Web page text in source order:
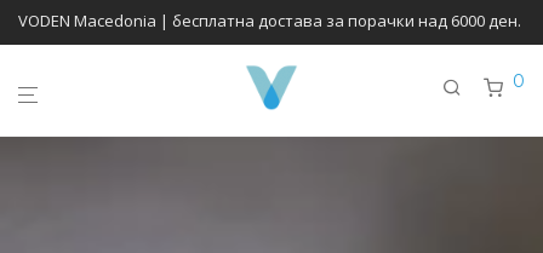
VODEN Macedonia | бесплатна достава за порачки над 6000 ден.
0